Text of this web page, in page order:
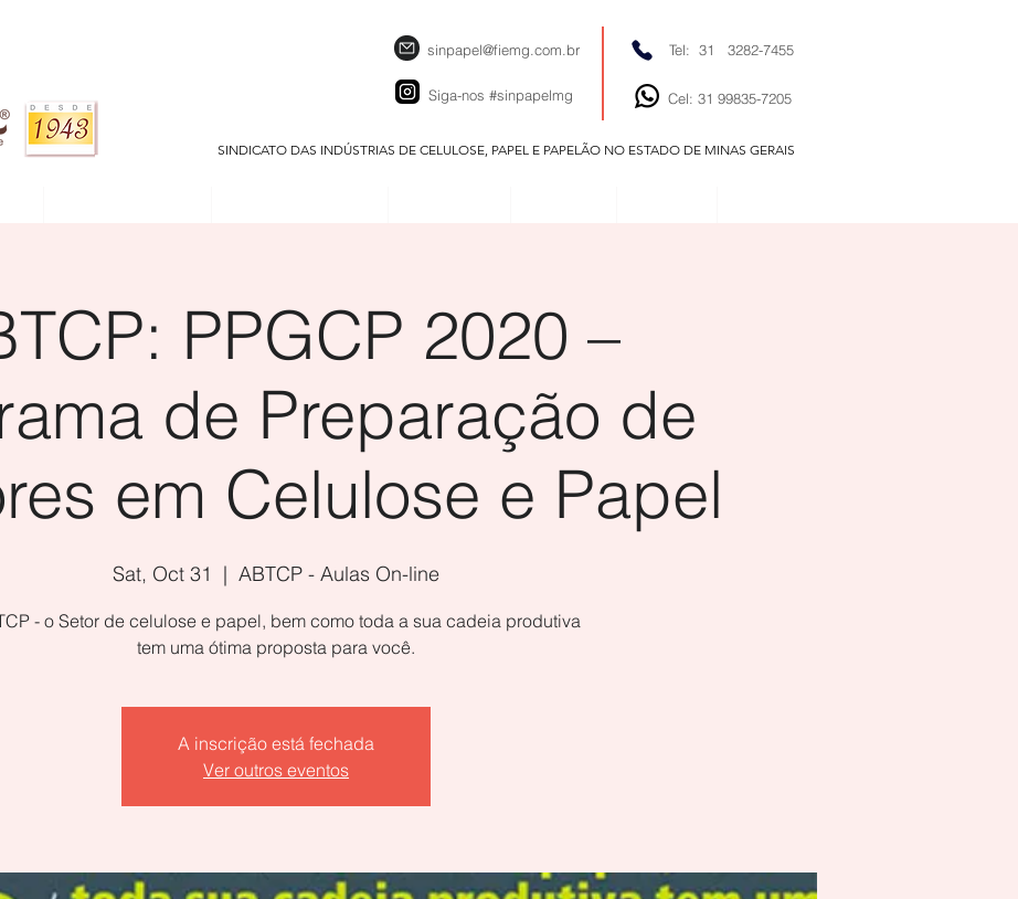
sinpapel@fiemg.com.br
Siga-nos #sinpapelmg
Tel: 31 3282-7455
Cel: 31 99835-7205
SINDICATO DAS INDÚSTRIAS DE CELULOSE, PAPEL E PAPELÃO NO ESTADO DE MINAS GERAIS
PPGCP 2020 –
de Preparação de
em Celulose e Papel
Sat, Oct 31
  |
ABTCP - Aulas On-line
- o Setor de celulose e papel, bem como toda a sua cadeia produtiva
tem uma ótima proposta para você.
A inscrição está fechada
Ver outros eventos